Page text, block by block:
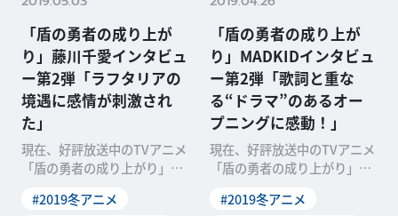
「盾の勇者の成り上が
り」藤川千愛インタビュ
ー第2弾「ラフタリアの
境遇に感情が刺激され
た」
現在、好評放送中のTVアニメ
「盾の勇者の成り上がり」。
フ＆キャストによるリ
#2019冬アニメ
「盾の勇者の成り上が
り」MADKIDインタビュ
ー第2弾「歌詞と重な
る“ドラマ”のあるオー
プニングに感動！」
現在、好評放送中のTVアニメ
「盾の勇者の成り上がり」。
フ＆キャストによるリ
#2019冬アニメ